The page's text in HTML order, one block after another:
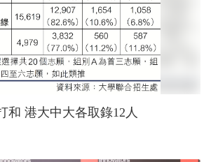
聯招狀元爭奪戰打和 港大中大各取錄12人